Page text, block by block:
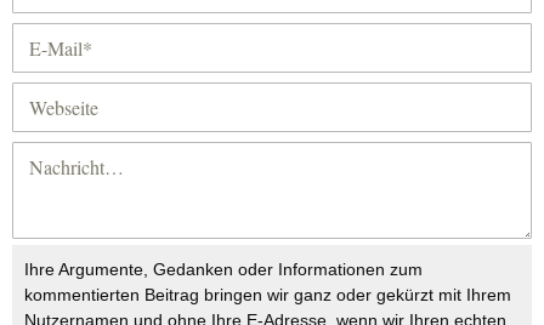
Ihre Argumente, Gedanken oder Informationen zum
kommentierten Beitrag bringen wir ganz oder gekürzt mit Ihrem
Nutzernamen und ohne Ihre E-Adresse, wenn wir Ihren echten